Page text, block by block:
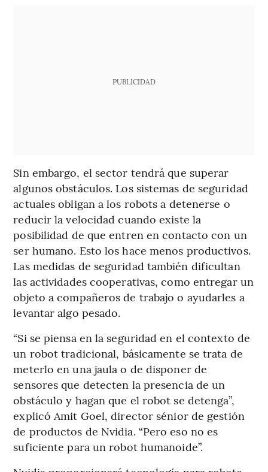
PUBLICIDAD
Sin embargo, el sector tendrá que superar
algunos obstáculos. Los sistemas de seguridad
actuales obligan a los robots a detenerse o
reducir la velocidad cuando existe la
posibilidad de que entren en contacto con un
ser humano. Esto los hace menos productivos.
Las medidas de seguridad también dificultan
las actividades cooperativas, como entregar un
objeto a compañeros de trabajo o ayudarles a
levantar algo pesado.
“Si se piensa en la seguridad en el contexto de
un robot tradicional, básicamente se trata de
meterlo en una jaula o de disponer de
sensores que detecten la presencia de un
obstáculo y hagan que el robot se detenga”,
explicó Amit Goel, director sénior de gestión
de productos de Nvidia. “Pero eso no es
suficiente para un robot humanoide”.